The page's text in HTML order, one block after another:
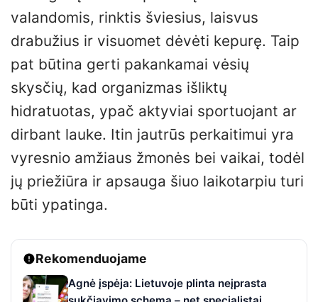
valandomis, rinktis šviesius, laisvus
drabužius ir visuomet dėvėti kepurę. Taip
pat būtina gerti pakankamai vėsių
skysčių, kad organizmas išliktų
hidratuotas, ypač aktyviai sportuojant ar
dirbant lauke. Itin jautrūs perkaitimui yra
vyresnio amžiaus žmonės bei vaikai, todėl
jų priežiūra ir apsauga šiuo laikotarpiu turi
būti ypatinga.
Rekomenduojame
Agnė įspėja: Lietuvoje plinta neįprasta